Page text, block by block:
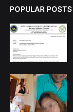
POPULAR POSTS